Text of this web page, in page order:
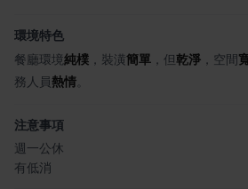
環境特色
餐廳環境純樸 ，裝潢簡單 ，但乾淨 ，空間
務人員熱情
注意事項
週一公休
有低消